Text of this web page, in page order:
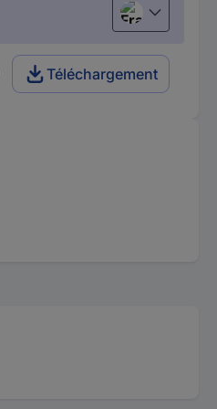
Français
Téléchargement